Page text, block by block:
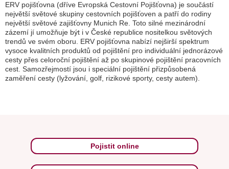
ERV pojišťovna (dříve Evropská Cestovní Pojišťovna) je součástí
největší světové skupiny cestovních pojišťoven a patří do rodiny
největší světové zajišťovny Munich Re. Toto silné mezinárodní
zázemí jí umožňuje být i v České republice nositelkou světových
trendů ve svém oboru. ERV pojišťovna nabízí nejširší spektrum
vysoce kvalitních produktů od pojištění pro individuální jednorázové
cesty přes celoroční pojištění až po skupinové pojištění pracovních
cest. Samozřejmostí jsou i speciální pojištění přizpůsobená
zaměření cesty (lyžování, golf, rizikové sporty, cesty autem).
Pojistit online